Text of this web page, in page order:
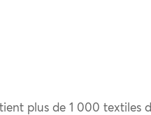
plus de 1 000 textiles